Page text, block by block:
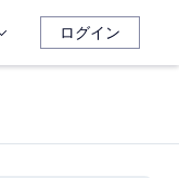
ログイン